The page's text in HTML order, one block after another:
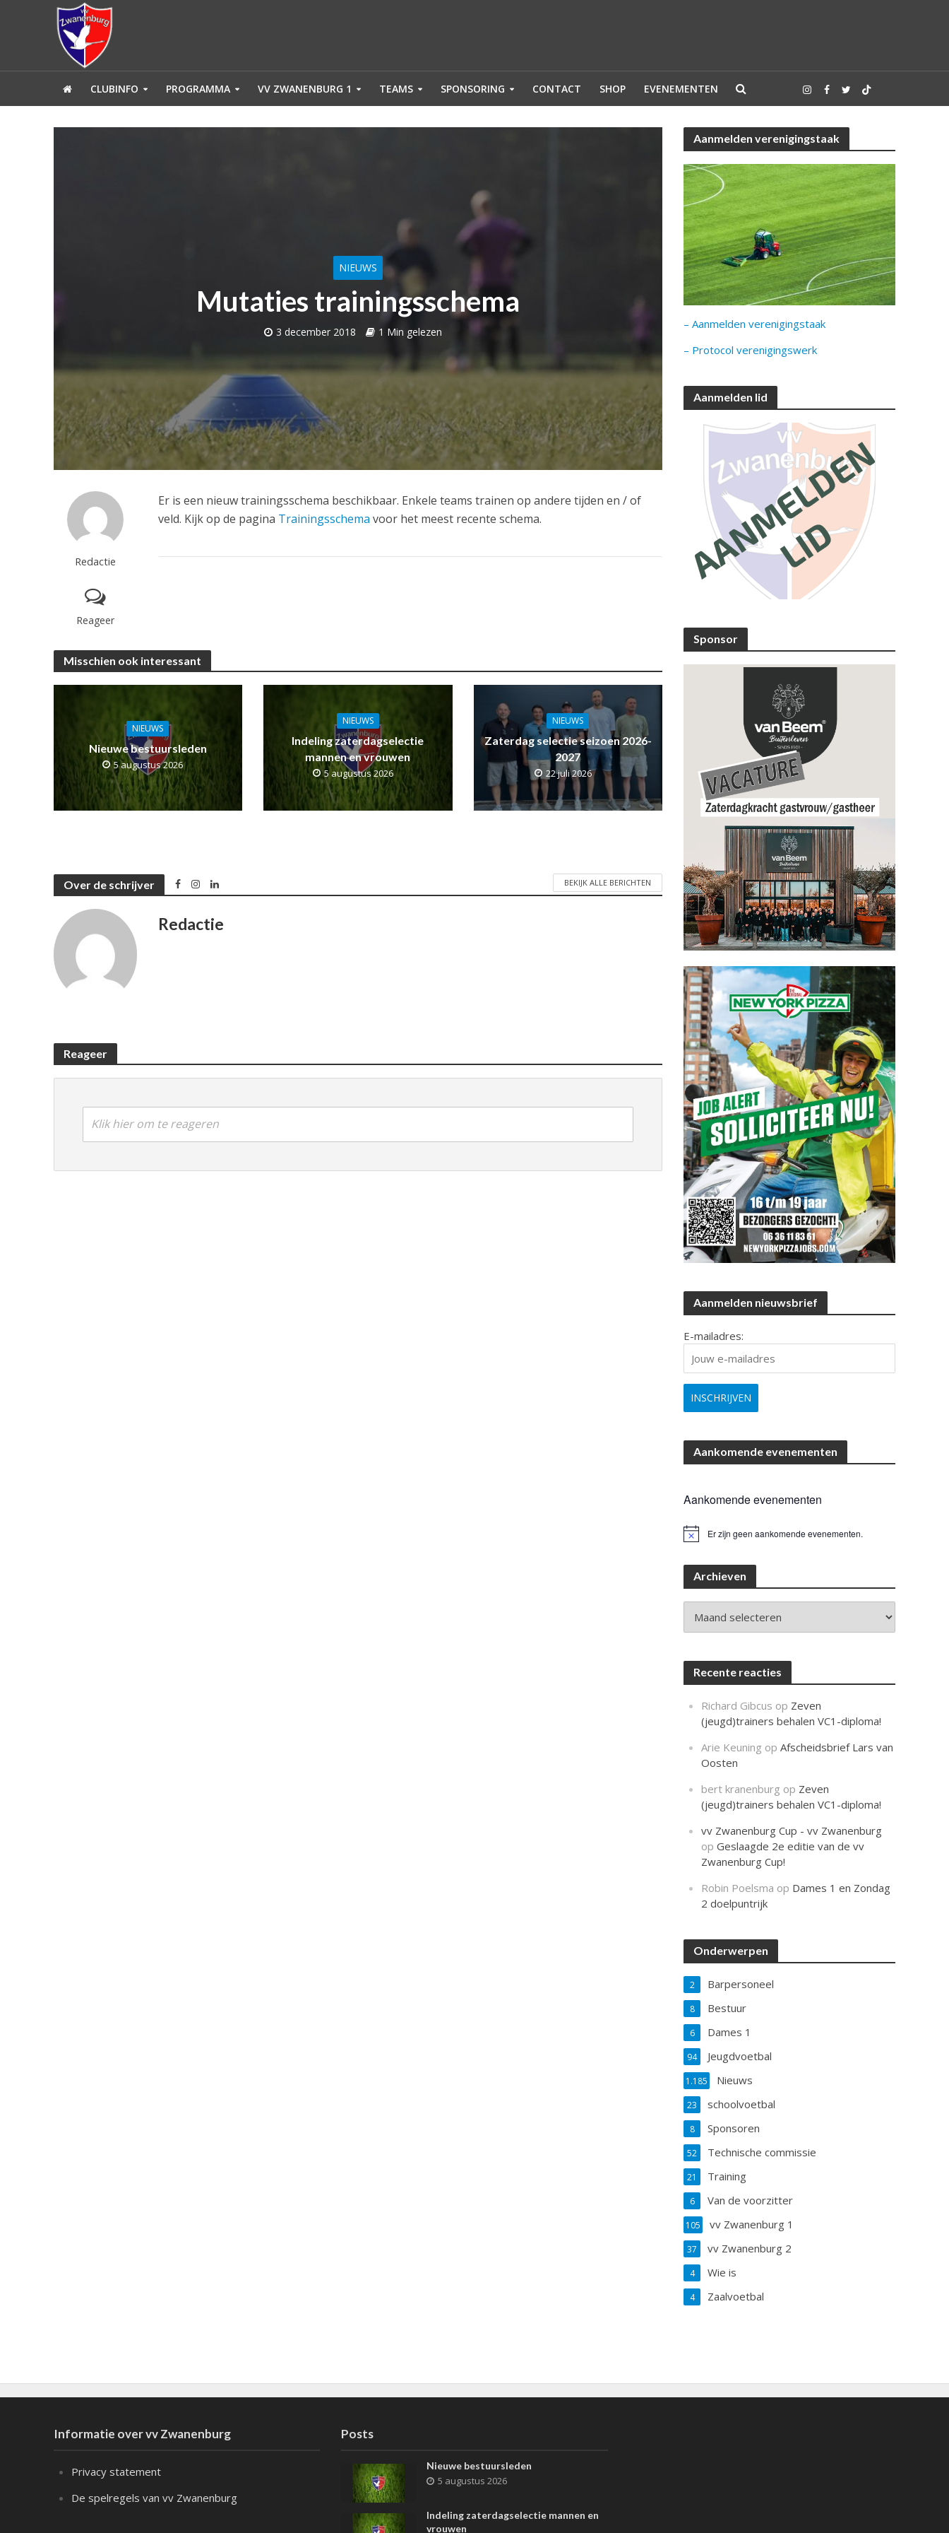
CLUBINFO PROGRAMMA VV ZWANENBURG 1 TEAMS SPONSORING CONTACT SHOP EVENEMENTEN
NIEUWS
Mutaties trainingsschema
3 december 2018 1 Min gelezen
Redactie
Reageer
Er is een nieuw trainingsschema beschikbaar. Enkele teams trainen op andere tijden en / of
veld. Kijk op de pagina Trainingsschema voor het meest recente schema.
Misschien ook interessant
NIEUWS
Nieuwe bestuursleden
5 augustus 2026
NIEUWS
Indeling zaterdagselectie
mannen en vrouwen
5 augustus 2026
NIEUWS
Zaterdag selectie seizoen 2026-
2027
22 juli 2026
Over de schrijver BEKIJK ALLE BERICHTEN
Redactie
Reageer
Klik hier om te reageren
Aanmelden verenigingstaak
– Aanmelden verenigingstaak
– Protocol verenigingswerk
Aanmelden lid
Sponsor
Aanmelden nieuwsbrief
E-mailadres:
Aankomende evenementen
Aankomende evenementen
B
t
Er zijn geen aankomende evenementen.
Archieven
Recente reacties
Richard Gibcus op Zeven
(jeugd)trainers behalen VC1-diploma!
Arie Keuning opAfscheidsbrief Lars van
Oosten
bert kranenburg op Zeven
(jeugd)trainers behalen VC1-diploma!
vv Zwanenburg Cup - vv Zwanenburg
opGeslaagde 2e editie van de vv
Zwanenburg Cup!
Robin Poelsma op Dames 1 en Zondag
2 doelpuntrijk
Onderwerpen
Barpersoneel
2
Bestuur
8
Dames 1
6
Jeugdvoetbal
94
Nieuws
1.185
schoolvoetbal
23
Sponsoren
8
Technische commissie
52
Training
21
Van de voorzitter
6
vv Zwanenburg 1
105
vv Zwanenburg 2
37
Wie is
4
Zaalvoetbal
4
Informatie over vv Zwanenburg
Privacy statement
De spelregels van vv Zwanenburg
Posts
Nieuwe bestuursleden
5 augustus 2026
Indeling zaterdagselectie mannen en
vrouwen